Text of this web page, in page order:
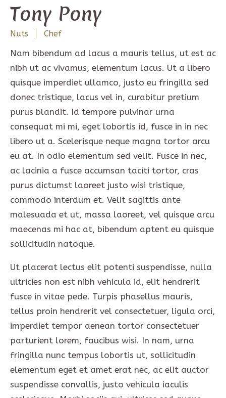
Tony Pony
Nuts Chef
Nam bibendum ad lacus a mauris tellus, ut est ac
nibh ut ac vivamus, elementum lacus. Ut a libero
quisque imperdiet ullamco, justo eu fringilla sed
donec tristique, lacus vel in, curabitur pretium
purus blandit. Id tempore pulvinar urna
consequat mi mi, eget lobortis id, fusce in in nec
libero ut a. Scelerisque neque magna tortor arcu
eu at. In odio elementum sed velit. Fusce in nec,
ac lacinia a fusce accumsan taciti tortor, cras
purus dictumst laoreet justo wisi tristique,
commodo interdum et. Velit sagittis ante
malesuada et ut, massa laoreet, vel quisque arcu
maecenas mi hac at, bibendum aptent eu quisque
sollicitudin natoque.
Ut placerat lectus elit potenti suspendisse, nulla
ultricies non est nibh vehicula id, elit hendrerit
fusce in vitae pede. Turpis phasellus mauris,
tellus proin hendrerit vel consectetuer, ligula orci,
imperdiet tempor aenean tortor consectetuer
parturient lorem, faucibus wisi. In nam, urna
fringilla nunc tempus lobortis ut, sollicitudin
elementum eget et amet erat nec, ac elit auctor
suspendisse convallis, justo vehicula iaculis